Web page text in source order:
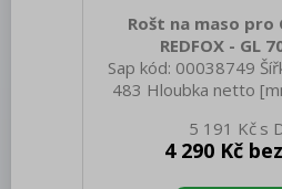
REDFOX 600
REDFOX 700
REDFOX 900
Volně stojící moduly
Rošt na maso pro
REDFOX - GL
Sap kód: 00038749
483 Hloubka netto
4.50 Šířka brutto
brutto [mm]: 400
5 191 Kč
4 290 Kč